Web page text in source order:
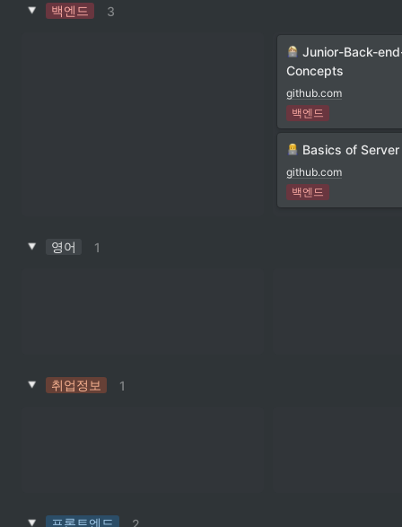
백엔드 3
Junior-Back-
Concepts
github.com
백엔드
Basics of
github.com
백엔드
영어 1
취업정보 1
프론트엔드 2